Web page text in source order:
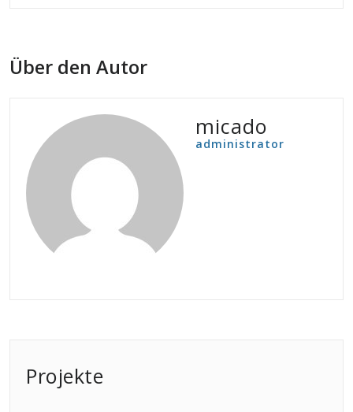
Über den Autor
micado
administrator
Projekte